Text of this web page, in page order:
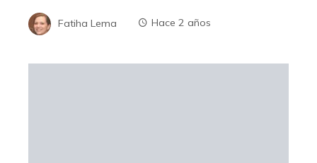
Fatiha Lema Hace 2 años